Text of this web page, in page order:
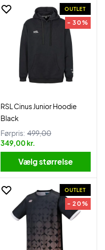
OUTLET
- 30%
RSL Cinus Junior Hoodie
Black
Førpris: 499,00
349,00 kr.
Vælg størrelse
OUTLET
- 20%